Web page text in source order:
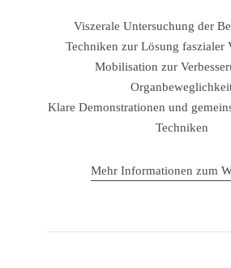
Viszerale Untersuchung der
Techniken zur Lösung faszialer
Mobilisation zur
Klare Demonstrationen und
Techniken
Mehr Informationen zum